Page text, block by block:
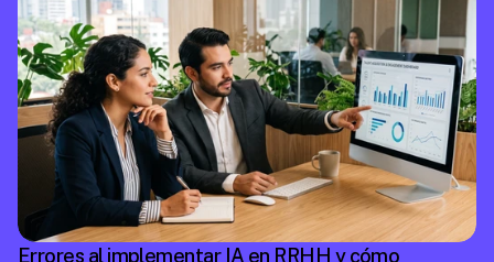
Errores al implementar IA en RRHH y cómo